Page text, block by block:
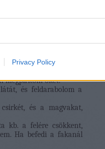
Privacy Policy
darabokra vágom,
megpirítom őket.
és feldarabolom a
és a magvakat,
kb. a felére csökkent,
Ha befedi a fakanál